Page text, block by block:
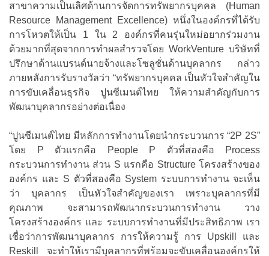
สาขาความเป็นเลิศด้านการจัดการทรัพยากรบุคคล (Human
Resource Management Excellence) หนึ่งในองค์กรที่ได้รับ
การโหวตให้เป็น 1 ใน 2 องค์กรที่คนรุ่นใหม่อยากร่วมงาน
ด้วยมากที่สุดจากการทำผลสำรวจโดย WorkVenture บริษัทที่
ปรึกษาด้านแบรนด์นายจ้างและโซลูชั่นด้านบุคลากร กล่าว
ภายหลังการรับรางวัลว่า “ทรัพยากรบุคคล เป็นหัวใจสำคัญใน
การขับเคลื่อนธุรกิจ ปูนซีเมนต์ไทย ให้ความสำคัญกับการ
พัฒนาบุคลากรอย่างต่อเนื่อง
“ปูนซีเมนต์ไทย มีหลักการทำงานโดยนำกระบวนการ “2P 2S”
โดย P ตัวแรกคือ People P ตัวที่สองคือ Process
กระบวนการทำงาน ส่วน S แรกคือ Structure โครงสร้างของ
องค์กร และ S ตัวที่สองคือ System ระบบการทำงาน จะเห็น
ว่า บุคลากร เป็นหัวใจสำคัญของเรา เพราะบุคลากรที่มี
คุณภาพ จะสามารถพัฒนากระบวนการทำงาน วาง
โครงสร้างองค์กร และ ระบบการทำงานที่มีประสิทธิภาพ เรา
เชื่อว่าการพัฒนาบุคลากร การให้ความรู้ การ Upskill และ
Reskill จะทำให้เรามีบุคลากรที่พร้อมจะขับเคลื่อนองค์กรให้